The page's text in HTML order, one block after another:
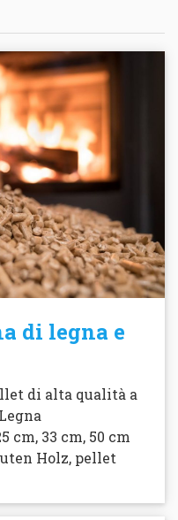
di legna e
di alta qualità a
cm, 33 cm, 50 cm
Holz, pellet